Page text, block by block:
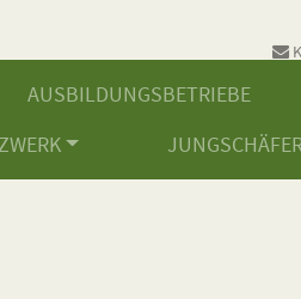
AUSBILDUNGSBETRIEBE